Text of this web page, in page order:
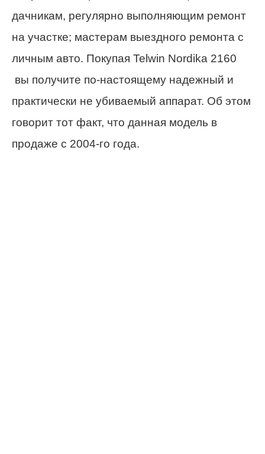
дачникам, регулярно выполняющим ремонт
на участке; мастерам выездного ремонта с
личным авто. Покупая Telwin Nordika 2160
вы получите по-настоящему надежный и
практически не убиваемый аппарат. Об этом
говорит тот факт, что данная модель в
продаже с 2004-го года.